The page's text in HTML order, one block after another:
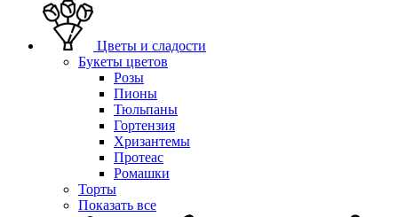
Цветы и сладости
Букеты цветов
Розы
Пионы
Тюльпаны
Гортензия
Хризантемы
Протеас
Ромашки
Торты
Показать все